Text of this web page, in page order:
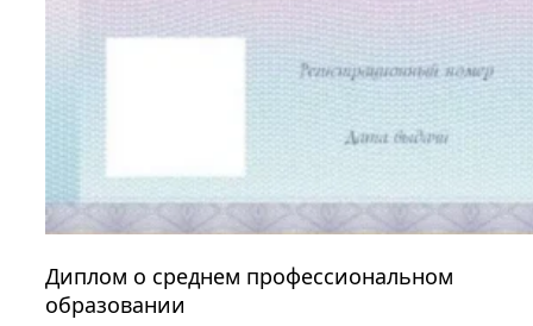
Диплом о среднем профессиональном
образовании